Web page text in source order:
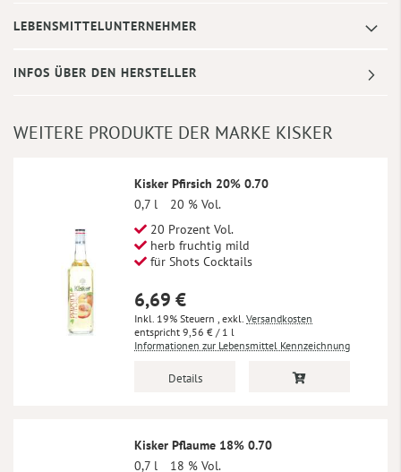
LEBENSMITTELUNTERNEHMER
INFOS ÜBER DEN HERSTELLER
WEITERE PRODUKTE DER MARKE KISKER
Kisker Pfirsich 20% 0.70
0,7 l
20 % Vol.
20 Prozent Vol.
herb fruchtig mild
für Shots Cocktails
6,69 €
Inkl. 19% Steuern , exkl. Versandkosten
9,56 € / 1 l
Informationen zur Lebensmittel Kennzeichnung
Details
Kisker Pflaume 18% 0.70
0,7 l
18 % Vol.